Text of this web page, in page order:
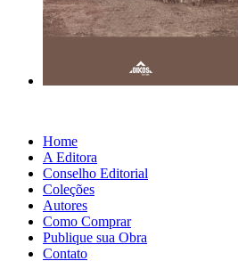
Home
A Editora
Conselho Editorial
Coleções
Autores
Como Comprar
Publique sua Obra
Contato